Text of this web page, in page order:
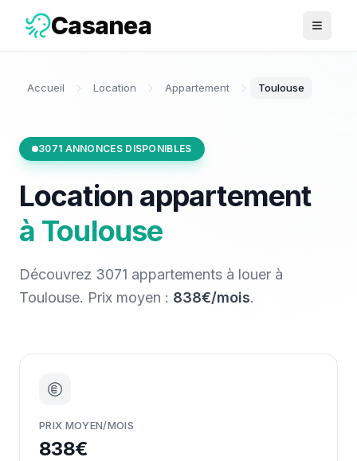
Casanea Ouvrir
Accueil Location Appartement Toulouse
3071 ANNONCES DISPONIBLES
Location appartement
à Toulouse
Découvrez 3071 appartements à louer à
Toulouse. Prix moyen : 838€/mois.
PRIX MOYEN/MOIS
838€